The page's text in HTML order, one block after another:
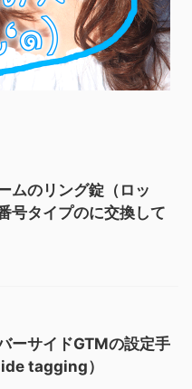
ムのリング錠（ロッ
号タイプのに交換して
ーサイドGTMの設定手
tagging）